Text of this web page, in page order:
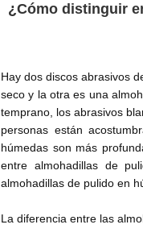
¿Cómo distinguir
Hay dos discos abrasivos
seco y la otra es una
temprano, los abrasivos
personas están
húmedas son más
entre almohadillas de
almohadillas de pulido en
La diferencia entre las